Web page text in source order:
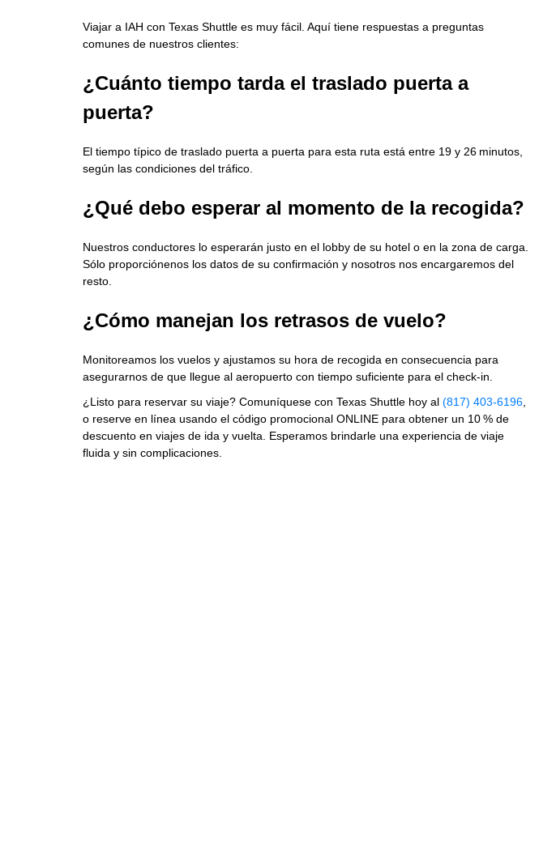
Viajar a IAH con Texas Shuttle es muy fácil. Aquí tiene respuestas a preguntas
comunes de nuestros clientes:
¿Cuánto tiempo tarda el traslado puerta a
puerta?
El tiempo típico de traslado puerta a puerta para esta ruta está entre 19 y 26 minutos,
según las condiciones del tráfico.
¿Qué debo esperar al momento de la recogida?
Nuestros conductores lo esperarán justo en el lobby de su hotel o en la zona de carga.
Sólo proporciónenos los datos de su confirmación y nosotros nos encargaremos del
resto.
¿Cómo manejan los retrasos de vuelo?
Monitoreamos los vuelos y ajustamos su hora de recogida en consecuencia para
asegurarnos de que llegue al aeropuerto con tiempo suficiente para el check‑in.
¿Listo para reservar su viaje? Comuníquese con Texas Shuttle hoy al (817) 403-6196
o reserve en línea usando el código promocional ONLINE para obtener un 10 % de
descuento en viajes de ida y vuelta. Esperamos brindarle una experiencia de viaje
fluida y sin complicaciones.